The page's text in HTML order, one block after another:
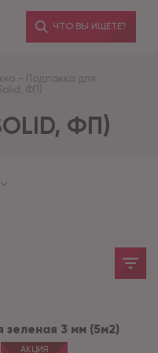
ЧТО ВЫ ИЩЕТЕ?
- Подложка для
ФП)
ФП)
3 мм (5м2)
АКЦИЯ